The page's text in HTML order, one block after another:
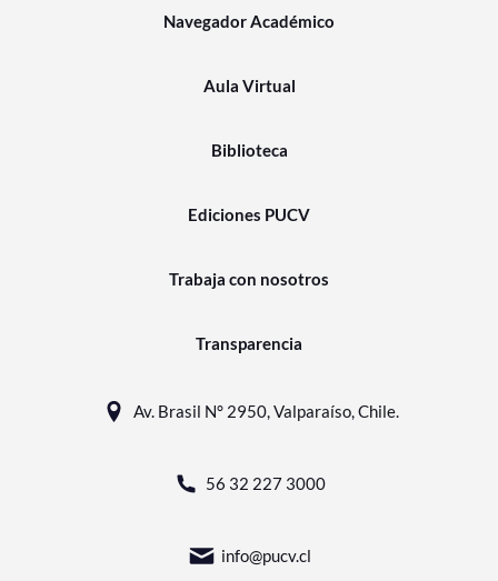
Navegador Académico
Aula Virtual
Biblioteca
Ediciones PUCV
Trabaja con nosotros
Transparencia
Av. Brasil N° 2950, Valparaíso, Chile.
56 32 227 3000
info@pucv.cl